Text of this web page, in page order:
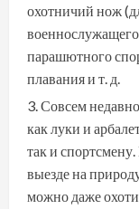
охотничий нож
парашютного
плавания и т. д.
Совсем
как луки и
так и
выезде на
можно даже